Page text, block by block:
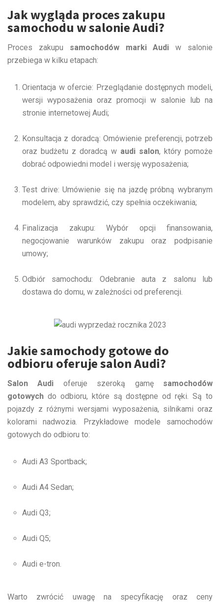
Jak wygląda proces zakupu
samochodu w salonie Audi?
Proces zakupu samochodów marki Audi w salonie
przebiega w kilku etapach:
Orientacja w ofercie: Przeglądanie dostępnych modeli,
wersji wyposażenia oraz promocji w salonie lub na
stronie internetowej Audi;
Konsultacja z doradcą: Omówienie preferencji, potrzeb
oraz budżetu z doradcą w audi salon, który pomoże
dobrać odpowiedni model i wersję wyposażenia;
Test drive: Umówienie się na jazdę próbną wybranym
modelem, aby sprawdzić, czy spełnia oczekiwania;
Finalizacja zakupu: Wybór opcji finansowania,
negocjowanie warunków zakupu oraz podpisanie
umowy;
Odbiór samochodu: Odebranie auta z salonu lub
dostawa do domu, w zależności od preferencji.
Jakie samochody gotowe do
odbioru oferuje salon Audi?
Salon Audi oferuje szeroką gamę samochodów
gotowych do odbioru, które są dostępne od ręki. Są to
pojazdy z różnymi wersjami wyposażenia, silnikami oraz
kolorami nadwozia. Przykładowe modele samochodów
gotowych do odbioru to:
Audi A3 Sportback;
Audi A4 Sedan;
Audi Q3;
Audi Q5;
Audi e-tron.
Warto zwrócić uwagę na specyfikację oraz ceny